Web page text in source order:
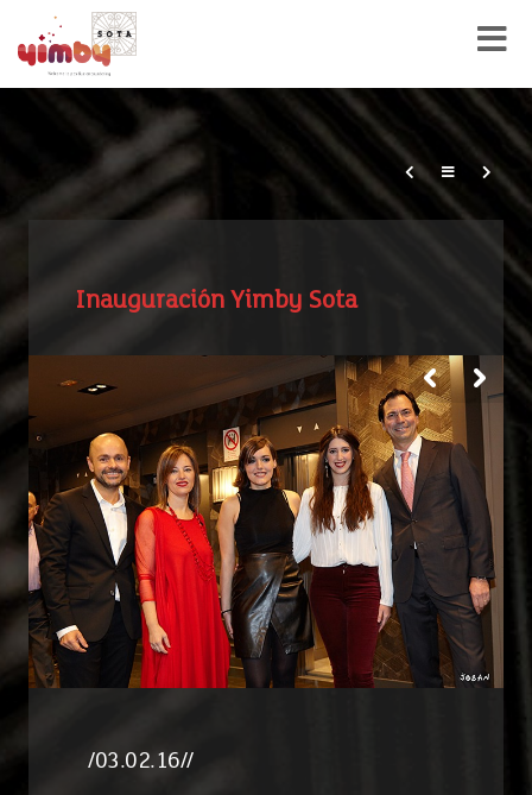
Inauguración Yimby Sota
/03.02.16//